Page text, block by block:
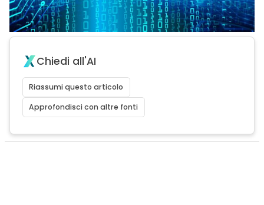
Chiedi all'AI
Riassumi questo articolo
Approfondisci con altre fonti